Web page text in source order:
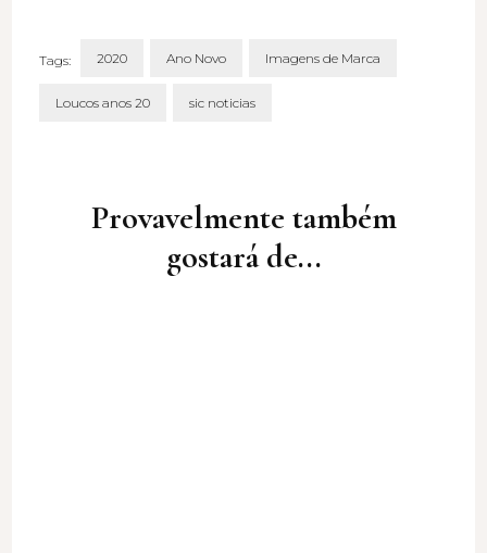
Tags: 2020 Ano Novo Imagens de Marca
Loucos anos 20 sic noticias
Provavelmente também
gostará de...